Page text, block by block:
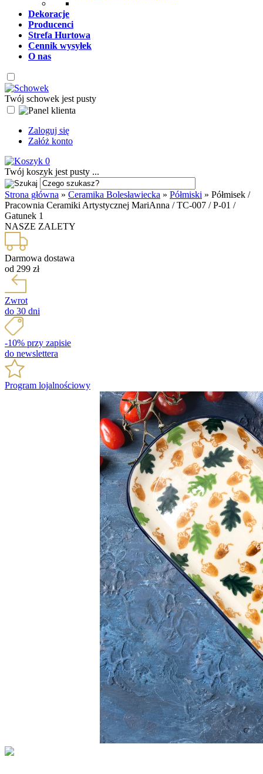
Dekoracje
Producenci
Strefa Hurtowa
Cennik wysyłek
O nas
Twój schowek jest pusty
Zaloguj się
Załóż konto
0
Twój koszyk jest pusty ...
Strona główna » Ceramika Bolesławiecka » Półmiski » Półmisek /
Pracownia Ceramiki Artystycznej MariAnna / TC-007 / P-01 /
Gatunek 1
NASZE ZALETY
Darmowa dostawa
od 299 zł
Zwrot
do 30 dni
-10% przy zapisie
do newslettera
Program lojalnościowy